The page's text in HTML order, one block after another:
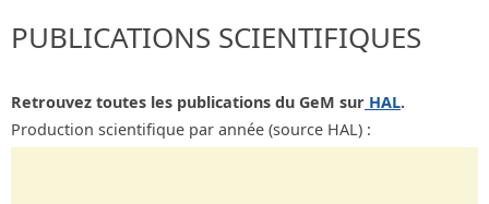
PUBLICATIONS SCIENTIFIQUES
Retrouvez toutes les publications du GeM sur HAL.
Production scientifique par année (source HAL) :